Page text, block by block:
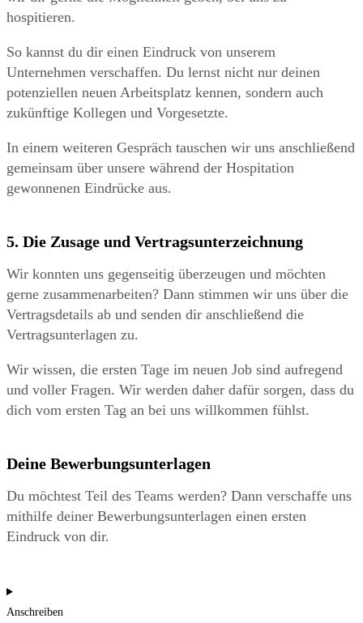
hospitieren.
So kannst du dir einen Eindruck von unserem
Unternehmen verschaffen. Du lernst nicht nur deinen
potenziellen neuen Arbeitsplatz kennen, sondern auch
zukünftige Kollegen und Vorgesetzte.
In einem weiteren Gespräch tauschen wir uns anschließend
gemeinsam über unsere während der Hospitation
gewonnenen Eindrücke aus.
5. Die Zusage und Vertragsunterzeichnung
Wir konnten uns gegenseitig überzeugen und möchten
gerne zusammenarbeiten? Dann stimmen wir uns über die
Vertragsdetails ab und senden dir anschließend die
Vertragsunterlagen zu.
Wir wissen, die ersten Tage im neuen Job sind aufregend
und voller Fragen. Wir werden daher dafür sorgen, dass du
dich vom ersten Tag an bei uns willkommen fühlst.
Deine Bewerbungsunterlagen
Du möchtest Teil des Teams werden? Dann verschaffe uns
mithilfe deiner Bewerbungsunterlagen einen ersten
Eindruck von dir.
Anschreiben